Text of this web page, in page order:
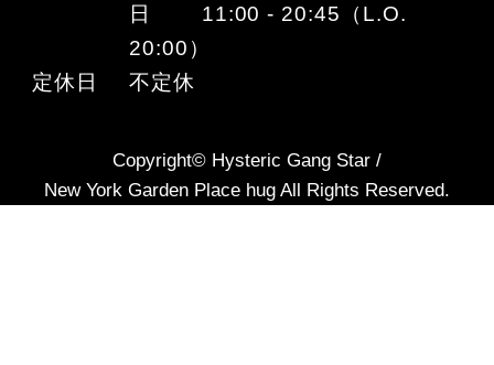
日 11:00 - 20:45（L.O.
20:00）
定休日
不定休
Copyright© Hysteric Gang Star /
New York Garden Place hug All Rights Reserved.